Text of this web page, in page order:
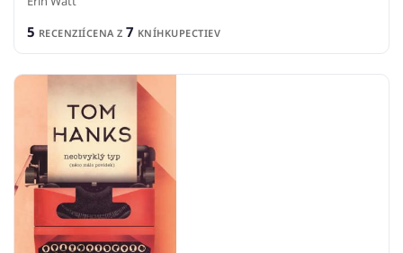
5 RECENZIÍCENA Z 7 KNÍHKUPECTIEV